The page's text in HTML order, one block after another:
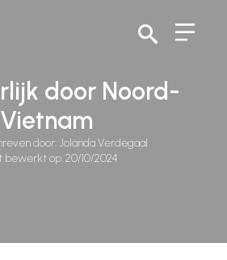
door Noord-
Vietnam
door: Jolanda Verdegaal
bewerkt op: 20/10/2024